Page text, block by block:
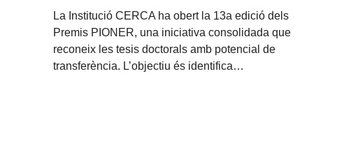
La Institució CERCA ha obert la 13a edició dels
Premis PIONER, una iniciativa consolidada que
reconeix les tesis doctorals amb potencial de
transferència. L’objectiu és identifica…